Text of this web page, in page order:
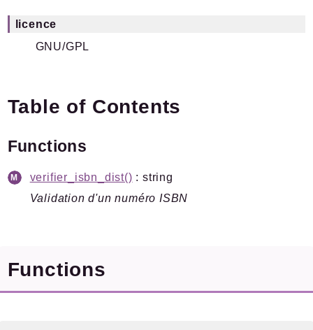
Files
Documentation générée le 21 06 2026 à 08h15
licence
GNU/GPL
Table of Contents
Functions
verifier_isbn_dist() : string
Validation d'un numéro ISBN
Functions